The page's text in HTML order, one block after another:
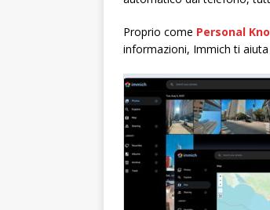
Proprio come Personal
informazioni, Immich ti